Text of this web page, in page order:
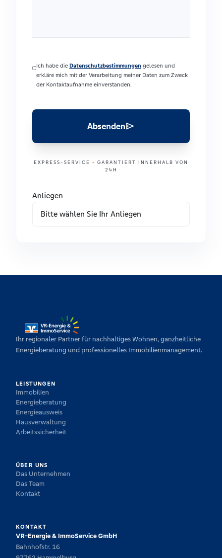
Ich habe die Datenschutzbestimmungen gelesen und
erkläre mich mit der Verarbeitung meiner Daten zum Zweck
der Kontaktaufnahme einverstanden.
Absendensend
EXPRESS-SERVICE • GARANTIERT INNERHALB VON
24H
Anliegen
Ihr regionaler Partner für nachhaltiges Wohnen, ganzheitliche
Energieberatung und professionelles Immobilienmanagement.
LEISTUNGEN
Immobilien
Energieberatung
Energieausweis
Hausverwaltung
Arbeitssicherheit
ÜBER UNS
Das Unternehmen
Das Team
Kontakt
KONTAKT
VR-Energie & ImmoService GmbH
Bahnhofstr. 16